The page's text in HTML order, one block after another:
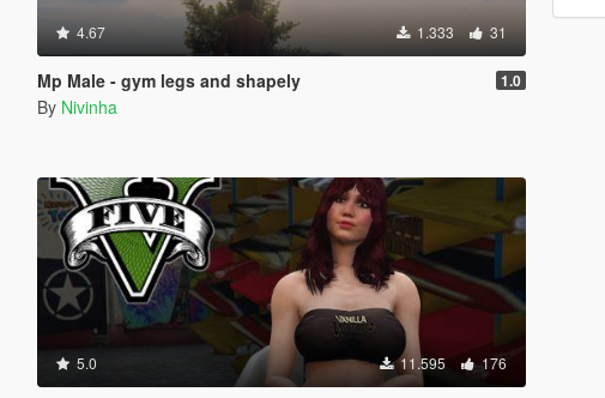
4.67 1.333 31
Mp Male - gym legs and shapely 1.0
By Nivinha
5.0 11.595 176